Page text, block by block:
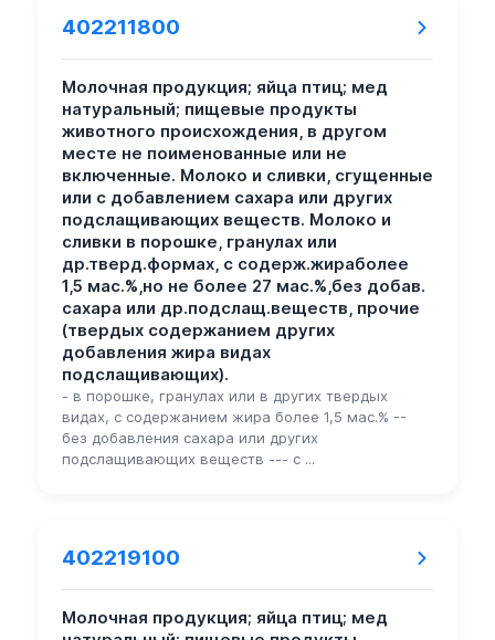
402211800
Молочная продукция; яйца птиц; мед
натуральный; пищевые продукты
животного происхождения, в другом
месте не поименованные или не
включенные. Молоко и сливки, сгущенные
или с добавлением сахара или других
подслащивающих веществ. Молоко и
сливки в порошке, гранулах или
др.тверд.формах, с содерж.жираболее
1,5 мас.%,но не более 27 мас.%,без добав.
сахара или др.подслащ.веществ, прочие
(твердых содержанием других
добавления жира видах
подслащивающих).
- в порошке, гранулах или в других твердых
видах, с содержанием жира более 1,5 мас.% --
без добавления сахара или других
подслащивающих веществ --- с ...
402219100
Молочная продукция; яйца птиц; мед